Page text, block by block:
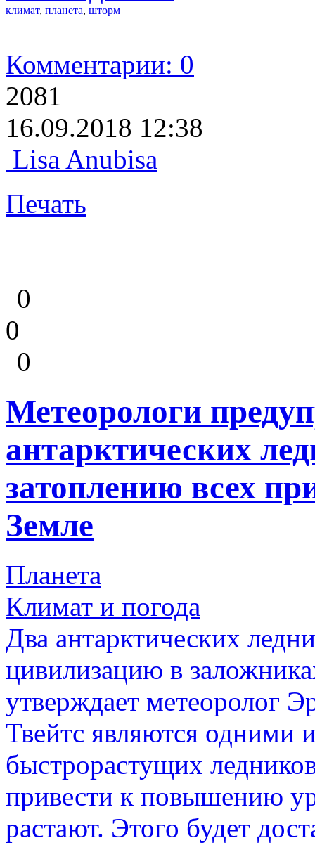
климат, планета, шторм
Комментарии: 0
2081
16.09.2018 12:38
Lisa Anubisa
Печать
0
0
0
Метеорологи
антарктических
затоплению всех
Земле
Планета
Климат и погода
Два антарктических
цивилизацию в
утверждает метеоролог
Твейтс являются одними
быстрорастущих
привести к повышению
растают. Этого будет